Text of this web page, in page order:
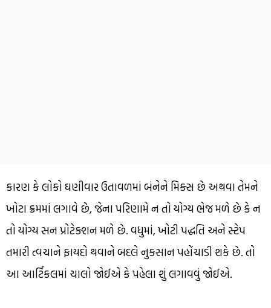
કારણ કે લોકો ઘણીવાર ઉતાવળમાં બંનેને મિક્સ છે અથવા તેમને
ખોટા ક્રમમાં લગાવે છે, જેના પરિણામે ન તો યોગ્ય ભેજ મળે છે કે ન
તો યોગ્ય સન પ્રોટેક્શન મળે છે. વધુમાં, ખોટી પદ્ધતિ અને સ્ટેપ
તમારી ત્વચાને ફાયદો થવાને બદલે નુકસાન પહોંચાડી શકે છે. તો
આ આર્ટિકલમાં ચાલો જોઈએ કે પહેલા શું લગાવવું જોઈએ.